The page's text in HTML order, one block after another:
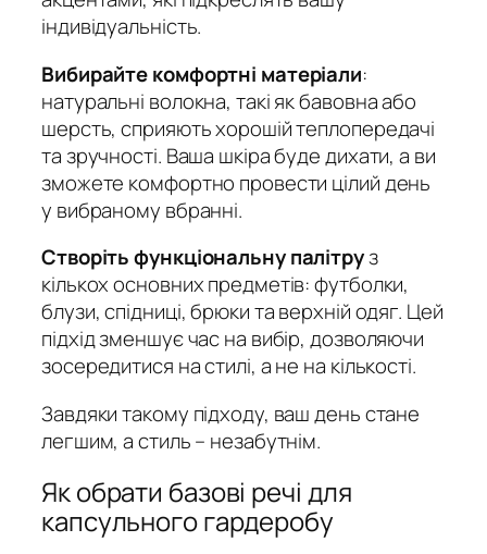
індивідуальність.
Вибирайте комфортні матеріали:
натуральні волокна, такі як бавовна або
шерсть, сприяють хорошій теплопередачі
та зручності. Ваша шкіра буде дихати, а ви
зможете комфортно провести цілий день
у вибраному вбранні.
Створіть функціональну палітруз
кількох основних предметів: футболки,
блузи, спідниці, брюки та верхній одяг. Цей
підхід зменшує час на вибір, дозволяючи
зосередитися на стилі, а не на кількості.
Завдяки такому підходу, ваш день стане
легшим, а стиль – незабутнім.
Як обрати базові речі для
капсульного гардеробу